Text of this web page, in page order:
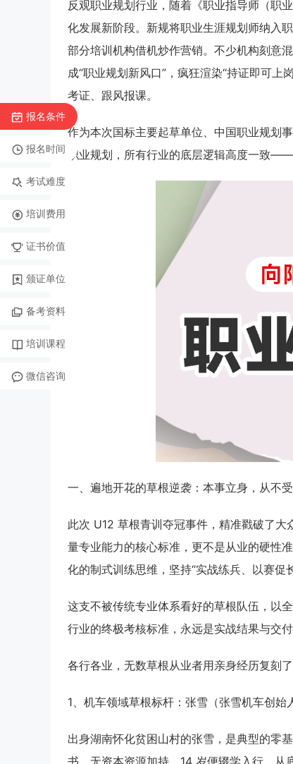
反观职业规划行业，随着《职业指导师（职
化发展新阶段。新规将职业生涯规划师纳入
部分培训机构借机炒作营销。不少机构刻意
成“职业规划新风口”，疯狂渲染“持证即可
考证、跟风报课。
作为本次国标主要起草单位、中国职业规划
职业规划，所有行业的底层逻辑高度一致
一、遍地开花的草根逆袭：本事立身，从不
此次 U12 草根青训夺冠事件，精准戳破了大
量专业能力的核心标准，更不是从业的硬性
化的制式训练思维，坚持“实战练兵、以赛促
这支不被传统专业体系看好的草根队伍，以
行业的终极考核标准，永远是实战结果与交付
各行各业，无数草根从业者用亲身经历复刻
1、机车领域草根标杆：张雪（张雪机车创始
出身湖南怀化贫困山村的张雪，是典型的零
书、无资本资源加持，14 岁便辍学入行，
报名条件
报名时间
考试难度
培训费用
证书价值
颁证单位
备考资料
培训课程
微信咨询